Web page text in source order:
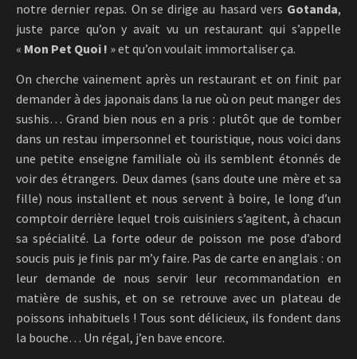
notre dernier repas. On se dirige au hasard vers Gotanda,
juste parce qu’on y avait vu un restaurant qui s’appelle
« Mon Pet Quoi ! » et qu’on voulait immortaliser ça.
On cherche vainement après un restaurant et on finit par
demander à des japonais dans la rue où on peut manger des
sushis… Grand bien nous en a pris : plutôt que de tomber
dans un restau impersonnel et touristique, nous voici dans
une petite enseigne familiale où ils semblent étonnés de
voir des étrangers. Deux dames (sans doute une mère et sa
fille) nous installent et nous servent à boire, le long d’un
comptoir derrière lequel trois cuisiniers s’agitent, à chacun
sa spécialité. La forte odeur de poisson me pose d’abord
soucis puis je finis par m’y faire. Pas de carte en anglais : on
leur demande de nous servir leur recommandation en
matière de sushis, et on se retrouve avec un plateau de
poissons inhabituels ! Tous sont délicieux, ils fondent dans
la bouche… Un régal, j’en bave encore.